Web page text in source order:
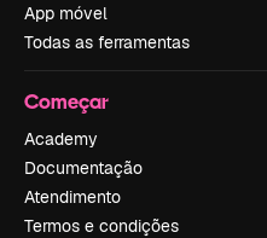
App móvel
Todas as ferramentas
Começar
Academy
Documentação
Atendimento
Termos e condições